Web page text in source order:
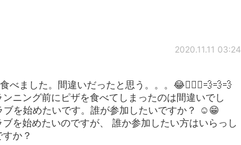
2020.11.11 03:24
べました。間違いだったと思う。。。😂🏃🏽‍♀️💨💨💨
ニング前にピザを食べてしまったのは間違いでし
ブを始めたいです。誰が参加したいですか？ ☺️😁
を始めたいのですが、 誰か参加したい方はいらっし
か？